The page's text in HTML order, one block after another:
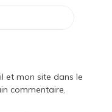
et mon site dans le
commentaire.